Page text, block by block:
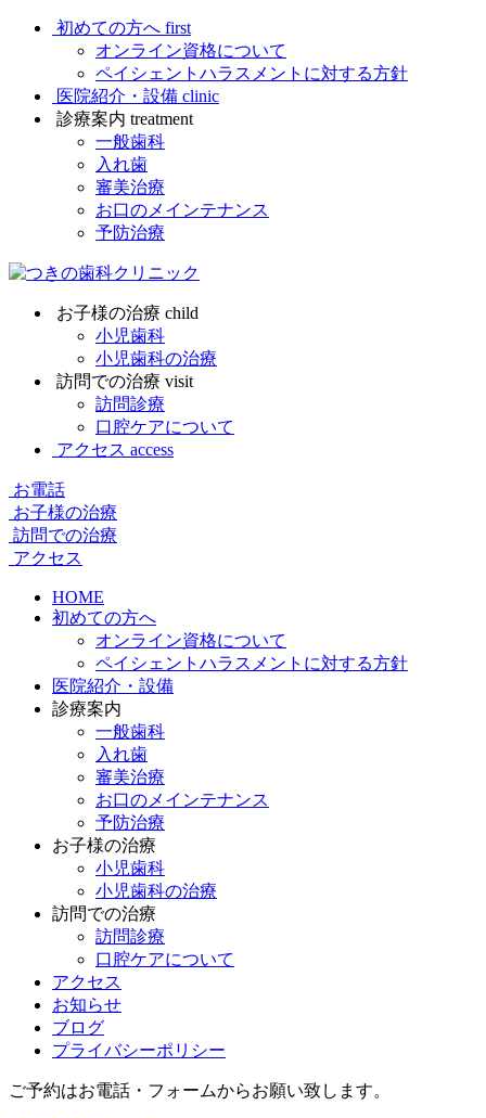
初めての方へ first
オンライン資格について
ペイシェントハラスメントに対する方針
医院紹介・設備 clinic
診療案内 treatment
一般歯科
入れ歯
審美治療
お口のメインテナンス
予防治療
お子様の治療 child
小児歯科
小児歯科の治療
訪問での治療 visit
訪問診療
口腔ケアについて
アクセス access
お電話
お子様の治療
訪問での治療
アクセス
HOME
初めての方へ
オンライン資格について
ペイシェントハラスメントに対する方針
医院紹介・設備
診療案内
一般歯科
入れ歯
審美治療
お口のメインテナンス
予防治療
お子様の治療
小児歯科
小児歯科の治療
訪問での治療
訪問診療
口腔ケアについて
アクセス
お知らせ
ブログ
プライバシーポリシー
ご予約はお電話・フォームからお願い致します。